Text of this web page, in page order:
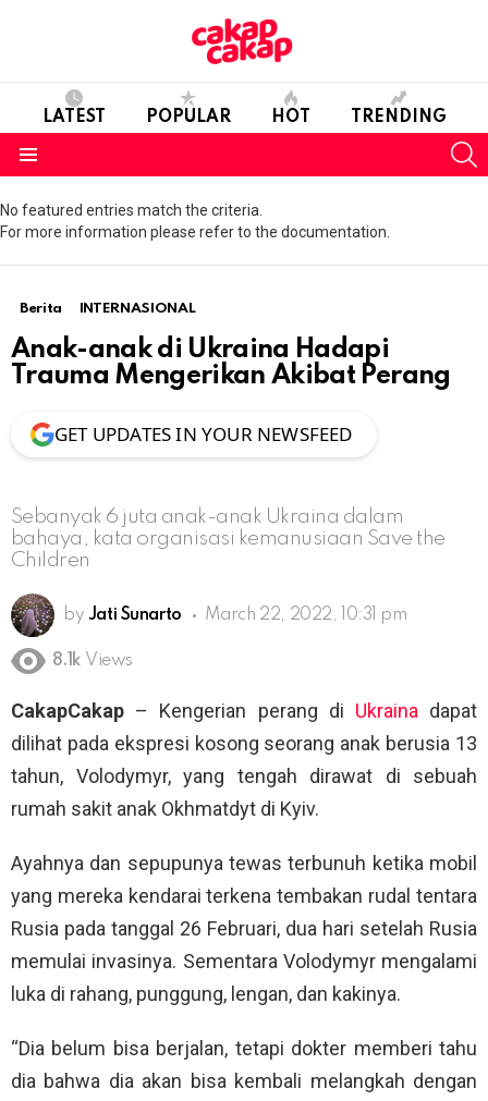
LATEST POPULAR HOT TRENDING
No featured entries match the criteria.
For more information please refer to the documentation.
Berita INTERNASIONAL
Anak-anak di Ukraina Hadapi
Trauma Mengerikan Akibat Perang
GET UPDATES IN YOUR NEWSFEED
Sebanyak 6 juta anak-anak Ukraina dalam
bahaya, kata organisasi kemanusiaan Save the
Children
by Jati Sunarto March 22, 2022, 10:31 pm
8.1k Views
CakapCakap – Kengerian perang di Ukrainadapat
dilihat pada ekspresi kosong seorang anak berusia 13
tahun, Volodymyr, yang tengah dirawat di sebuah
rumah sakit anak Okhmatdyt di Kyiv.
Ayahnya dan sepupunya tewas terbunuh ketika mobil
yang mereka kendarai terkena tembakan rudal tentara
Rusia pada tanggal 26 Februari, dua hari setelah Rusia
memulai invasinya. Sementara Volodymyr mengalami
luka di rahang, punggung, lengan, dan kakinya.
“Dia belum bisa berjalan, tetapi dokter memberi tahu
dia bahwa dia akan bisa kembali melangkah dengan